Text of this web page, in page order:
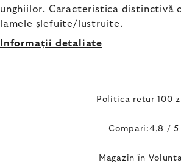
unghiilor. Caracteristica distinctivă
lamele șlefuite/lustruite.
Informaţii detaliate
Politica retur 100
Compari:4,8 / 5
Magazin în